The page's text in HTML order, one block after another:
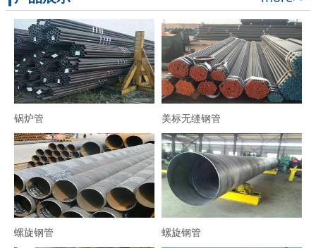
锅炉管 美标无缝钢管
螺旋钢管 螺旋钢管